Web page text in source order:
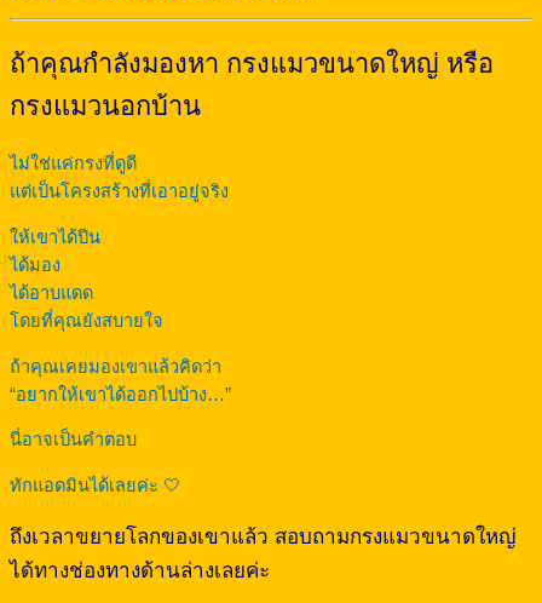
ถ้าคุณกำลังมองหา กรงแมวขนาดใหญ่ หรือ
กรงแมวนอกบ้าน
ไม่ใช่แค่กรงที่ดูดี
แต่เป็นโครงสร้างที่เอาอยู่จริง
ให้เขาได้ปีน
ได้มอง
ได้อาบแดด
โดยที่คุณยังสบายใจ
ถ้าคุณเคยมองเขาแล้วคิดว่า
“อยากให้เขาได้ออกไปบ้าง…”
นี่อาจเป็นคำตอบ
ทักแอดมินได้เลยค่ะ 🤍
ถึงเวลาขยายโลกของเขาแล้ว สอบถามกรงแมวขนาดใหญ่
ได้ทางช่องทางด้านล่างเลยค่ะ